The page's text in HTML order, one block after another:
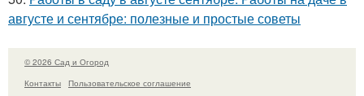
августе и сентябре: полезные и простые советы
© 2026 Сад и Огород
Контакты
Пользовательское соглашение